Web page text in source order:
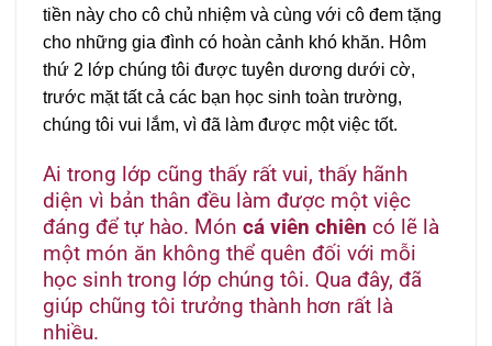
tiền này cho cô chủ nhiệm và cùng với cô đem tặng
cho những gia đình có hoàn cảnh khó khăn. Hôm
thứ 2 lớp chúng tôi được tuyên dương dưới cờ,
trước mặt tất cả các bạn học sinh toàn trường,
chúng tôi vui lắm, vì đã làm được một việc tốt.
Ai trong lớp cũng thấy rất vui, thấy hãnh
diện vì bản thân đều làm được một việc
đáng để tự hào. Món cá viên chiên có lẽ là
một món ăn không thể quên đối với mỗi
học sinh trong lớp chúng tôi. Qua đây, đã
giúp chũng tôi trưởng thành hơn rất là
nhiều.